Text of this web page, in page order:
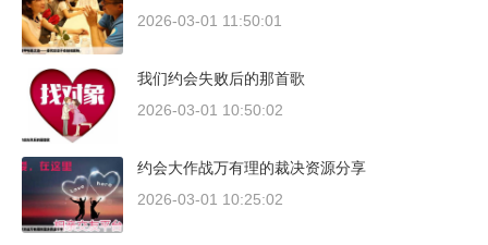
2026-03-01 11:50:01
我们约会失败后的那首歌
2026-03-01 10:50:02
约会大作战万有理的裁决资源分享
2026-03-01 10:25:02